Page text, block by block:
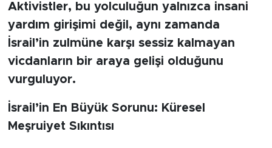
Aktivistler, bu yolculuğun yalnızca insani
yardım girişimi değil, aynı zamanda
İsrail’in zulmüne karşı sessiz kalmayan
vicdanların bir araya gelişi olduğunu
vurguluyor.
İsrail’in En Büyük Sorunu: Küresel
Meşruiyet Sıkıntısı